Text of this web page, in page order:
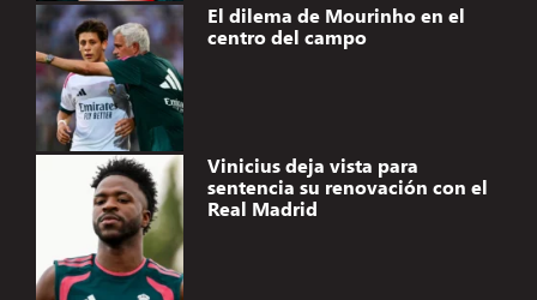
El dilema de Mourinho en el
centro del campo
Vinicius deja vista para
sentencia su renovación con el
Real Madrid